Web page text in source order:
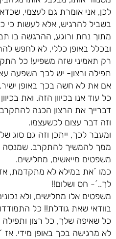
לכן, אני אומרת גם לעצמי,
בשביל להרגיש, אלא לעשות כי
מתוך נחת ורוגע, ההרגשה בו
ובכלל באופן כללי, לא לחפש
רק תאמיני שזה משפיע! כל
תפילה ורצון- יש לכך השפעה
אם את לא חשה בכך באופן ישיר.
כל עוד אנו בכיוון הזה. ואת
דברייך את הרצון הכנה
וזה דבר עצום לכשעצמו.
ומעבר לכך, ייתכן וזה גם סוג
ממך להמשיך להתקרב. שמנסה
משפטים מייאשים, מחלישים.
כמו ´את במילא לא מתקדמת,
לך..´- חס ושלום!!
משפטים אלו מחלישים, ולא
בוודאי שאת גודלת!! כל
כל שאיפה שלך, כל רצון
לא מרגישה בכך באופן מידי.